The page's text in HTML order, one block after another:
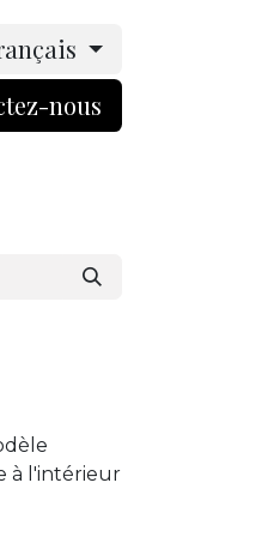
nou​​​​s​​
à l'intérieur